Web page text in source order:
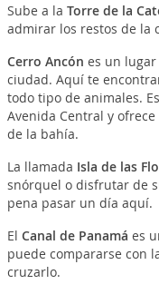
Sube a la Torre de la
admirar los restos de la
Cerro Ancón es un
ciudad. Aquí te
todo tipo de animales.
Avenida Central y
de la bahía.
La llamada Isla de las
snórquel o disfrutar de
pena pasar un día aquí.
El Canal de Panamá es
puede compararse con
cruzarlo.